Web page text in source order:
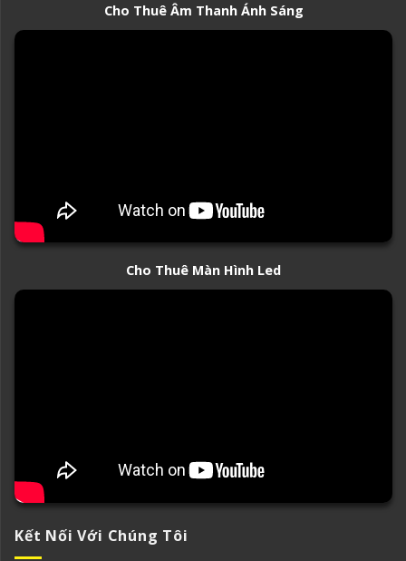
Cho Thuê Âm Thanh Ánh Sáng
Cho Thuê Màn Hình Led
Kết Nối Với Chúng Tôi